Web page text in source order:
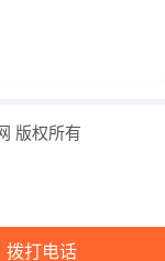
拨打电话
版权所有